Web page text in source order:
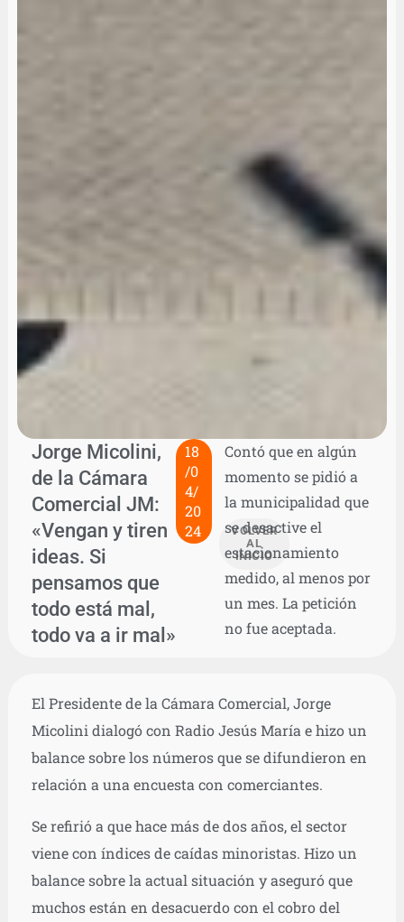
Jorge Micolini,
de la Cámara
Comercial JM:
«Vengan y tiren
ideas. Si
pensamos que
todo está mal,
todo va a ir mal»
18
/0
4/
20
24
VOLVER
AL
INICIO
Contó que en algún
momento se pidió a
la municipalidad que
se desactive el
estacionamiento
medido, al menos por
un mes. La petición
no fue aceptada.
El Presidente de la Cámara Comercial, Jorge
Micolini dialogó con Radio Jesús María e hizo un
balance sobre los números que se difundieron en
relación a una encuesta con comerciantes.
Se refirió a que hace más de dos años, el sector
viene con índices de caídas minoristas. Hizo un
balance sobre la actual situación y aseguró que
muchos están en desacuerdo con el cobro del